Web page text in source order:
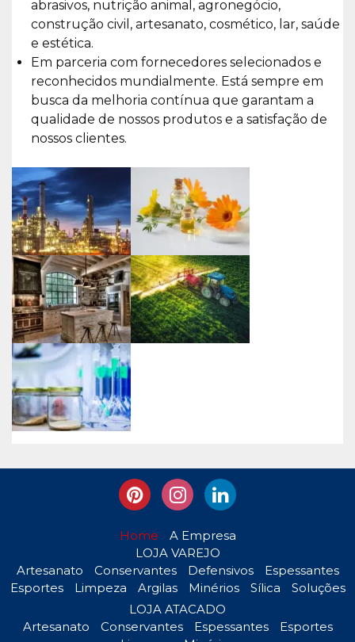
abrasivos, nutrição animal, agronegócio,
construção civil, artesanato, cosmético, lar, saúde
e estética.
Em parceria com fornecedores selecionados e
reconhecidos mundialmente. Está sempre em
busca da melhoria contínua que garantam a
qualidade de nossos produtos e a satisfação de
nossos clientes.
Home
A Empresa
LOJA VAREJO
Artesanato
Conservantes Defensivos
Espessantes
Esportes
Limpeza Argilas Minérios Sílica
Soluções
LOJA ATACADO
Artesanato
Conservantes Espessantes
Esportes